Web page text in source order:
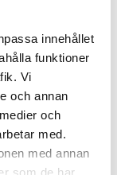
innehållet
funktioner
Vi
och annan
och
med.
med annan
som de har